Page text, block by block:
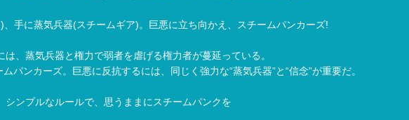
手に蒸気兵器(スチームギア)。巨悪に立ち向かえ、スチームパンカーズ!
は、蒸気兵器と権力で弱者を虐げる権力者が蔓延っている。
パンカーズ。巨悪に反抗するには、同じく強力な“蒸気兵器”と“信念”が重要だ。
シンプルなルールで、思うままにスチームパンクを